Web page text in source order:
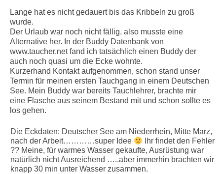
Lange hat es nicht gedauert bis das Kribbeln zu groß
wurde.
Der Urlaub war noch nicht fällig, also musste eine
Alternative her. In der Buddy Datenbank von
www.taucher.net fand ich tatsächlich einen Buddy der
auch noch quasi um die Ecke wohnte.
Kurzerhand Kontakt aufgenommen, schon stand unser
Termin für meinen ersten Tauchgang in einem Deutschen
See. Mein Buddy war bereits Tauchlehrer, brachte mir
eine Flasche aus seinem Bestand mit und schon sollte es
los gehen.
Die Eckdaten: Deutscher See am Niederrhein, Mitte Marz,
nach der Arbeit…………super Idee
Ihr findet den Fehler
?? Meine, für warmes Wasser gekaufte, Ausrüstung war
natürlich nicht Ausreichend …..aber immerhin brachten wir
knapp 30 min unter Wasser zusammen.